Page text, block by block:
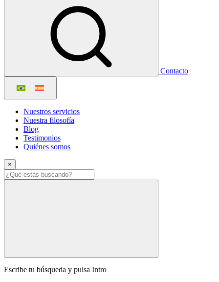
Contacto
Nuestros servicios
Nuestra filosofía
Blog
Testimonios
Quiénes somos
×
Escribe tu búsqueda y pulsa Intro